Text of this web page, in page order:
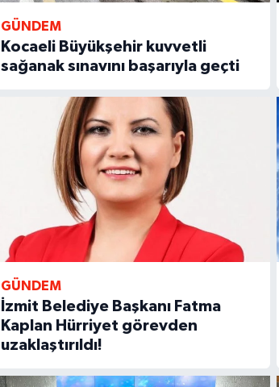
GÜNDEM
Kocaeli Büyükşehir kuvvetli
sağanak sınavını başarıyla geçti
GÜNDEM
İzmit Belediye Başkanı Fatma
Kaplan Hürriyet görevden
uzaklaştırıldı!